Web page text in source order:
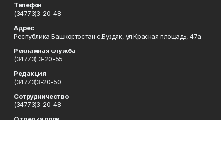
Телефон
(34773)3-20-48
Адрес
Республика Башкортостан с.Буздяк, ул.Красная площадь, 47а
Рекламная служба
(34773) 3-20-55
Редакция
(34773)3-20-50
Сотрудничество
(34773)3-20-48
Отдел кадров